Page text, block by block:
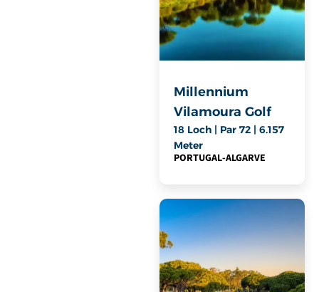
Millennium
Vilamoura Golf
18 Loch | Par 72 | 6.157
Meter
PORTUGAL-ALGARVE